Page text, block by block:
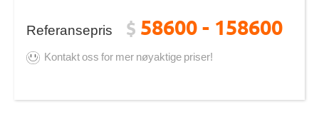
Referansepris $ 58600 - 158600
Kontakt oss for mer nøyaktige priser!